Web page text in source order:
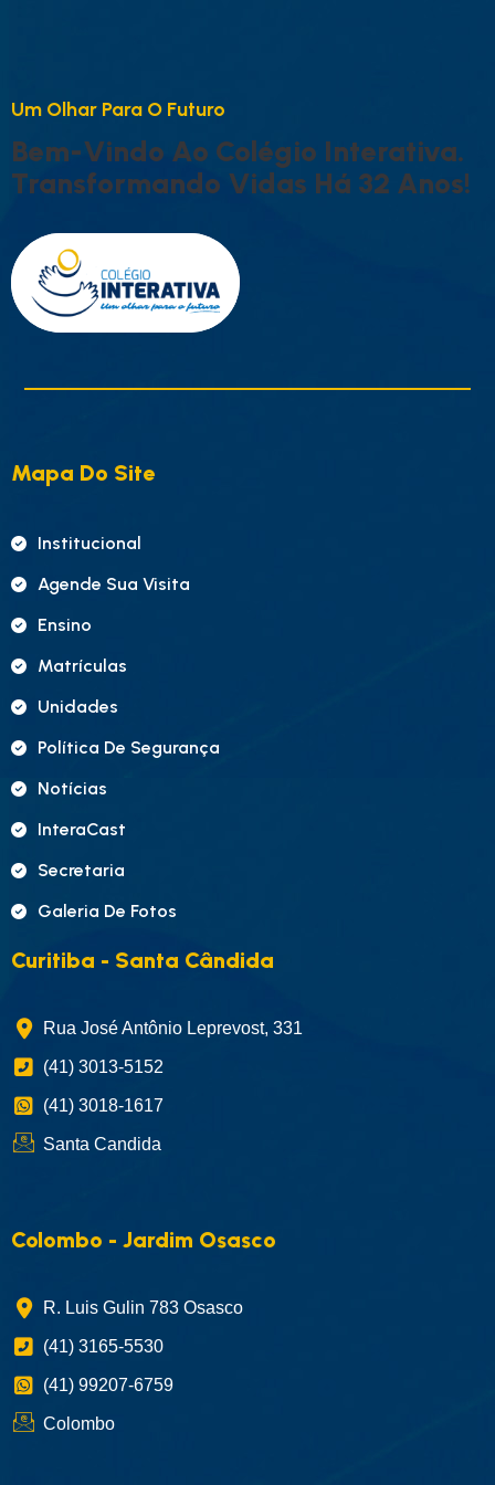
UM OLHAR PARA O FUTURO
BEM-VINDO AO COLÉGIO INTERATIVA.
TRANSFORMANDO VIDAS HÁ 32 ANOS!
Mapa Do Site
Institucional
Agende Sua Visita
Ensino
Matrículas
Unidades
Política De Segurança
Notícias
InteraCast
Secretaria
Galeria De Fotos
Curitiba - Santa Cândida
Rua José Antônio Leprevost, 331
(41) 3013-5152
(41) 3018-1617
Santa Candida
Colombo - Jardim Osasco
R. Luis Gulin 783 Osasco
(41) 3165-5530
(41) 99207-6759
Colombo